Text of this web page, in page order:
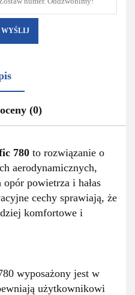
WYŚLIJ
(0)
780 to rozwiązanie o
aerodynamicznych,
powietrza i hałas
cechy sprawiają, że
komfortowe i
wyposażony jest w
użytkownikowi